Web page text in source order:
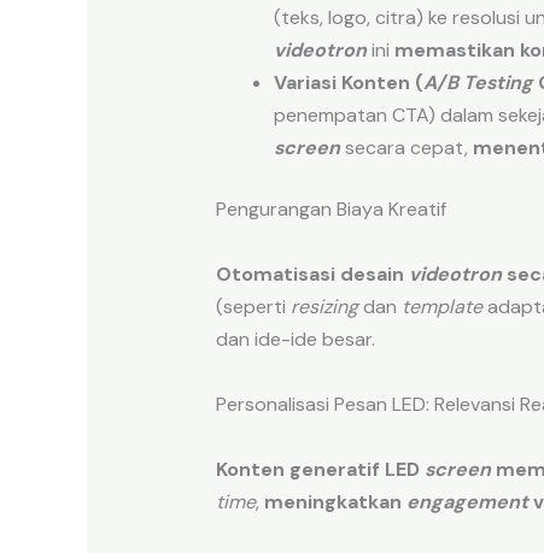
(teks, logo, citra) ke resolusi
videotronini memastikan
Variasi Konten (A/B Testing
penempatan CTA) dalam
screensecara cepat,
Pengurangan Biaya Kreatif
Otomatisasi desain videotron
(seperti resizingdan template
dan ide-ide besar.
Personalisasi Pesan LED: Relevansi
Konten generatif LED screen
time, meningkatkan engagement